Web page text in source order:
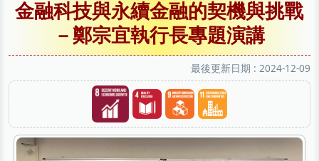
金融科技與永續金融的契機與挑戰
－鄭宗宜執行長專題演講
最後更新日期 : 2024-12-09